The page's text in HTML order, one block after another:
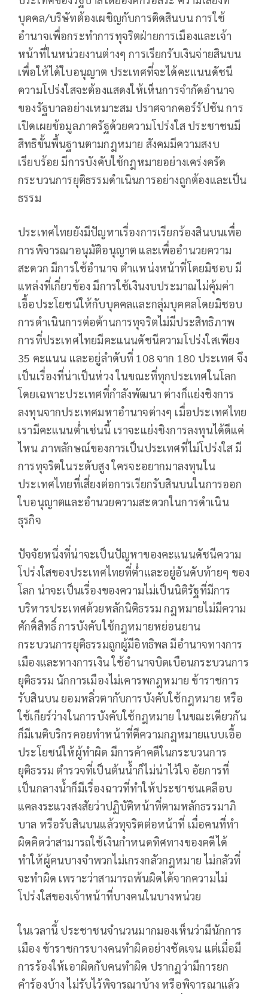
บุคคล/บริษัทต้องเผชิญกับการติดสินบน การใช้
อำนาจเพื่อกระทำการทุจริตฝ่ายการเมืองและเจ้า
หน้าที่ในหน่วยงานต่างๆ การเรียกรับเงินจ่ายสินบน
เพื่อให้ได้ใบอนุญาต ประเทศที่จะได้คะแนนดัชนี
ความโปร่งใสจะต้องแสดงให้เห็นการจำกัดอำนาจ
ของรัฐบาลอย่างเหมาะสม ปราศจากคอร์รัปชัน การ
เปิดเผยข้อมูลภาครัฐด้วยความโปร่งใส ประชาชนมี
สิทธิขั้นพื้นฐานตามกฎหมาย สังคมมีความสงบ
เรียบร้อย มีการบังคับใช้กฎหมายอย่างเคร่งครัด
กระบวนการยุติธรรมดำเนินการอย่างถูกต้องและเป็น
ธรรม
ประเทศไทยยังมีปัญหาเรื่องการเรียกร้องสินบนเพื่อ
การพิจารณาอนุมัติอนุญาต และเพื่ออำนวยความ
สะดวก มีการใช้อำนาจ ตำแหน่งหน้าที่โดยมิชอบ มี
แหล่งที่เกี่ยวข้อง มีการใช้เงินงบประมาณไม่คุ้มค่า
เอื้อประโยชน์ให้กับบุคคลและกลุ่มบุคคลโดยมิชอบ
การดำเนินการต่อต้านการทุจริตไม่มีประสิทธิภาพ
การที่ประเทศไทยมีคะแนนดัชนีความโปร่งใสเพียง
35 คะแนน และอยู่ลำดับที่ 108 จาก 180 ประเทศ จึง
เป็นเรื่องที่น่าเป็นห่วง ในขณะที่ทุกประเทศในโลก
โดยเฉพาะประเทศที่กำลังพัฒนา ต่างก็แย่งชิงการ
ลงทุนจากประเทศมหาอำนาจต่างๆ เมื่อประเทศไทย
เรามีคะแนนต่ำเช่นนี้ เราจะแย่งชิงการลงทุนได้ดีแค่
ไหน ภาพลักษณ์ของการเป็นประเทศที่ไม่โปร่งใส มี
การทุจริตในระดับสูง ใครจะอยากมาลงทุนใน
ประเทศไทยที่เสี่ยงต่อการเรียกรับสินบนในการออก
ใบอนุญาตและอำนวยความสะดวกในการดำเนิน
ธุรกิจ
ปัจจัยหนึ่งที่น่าจะเป็นปัญหาของคะแนนดัชนีความ
โปร่งใสของประเทศไทยที่ต่ำและอยู่อันดับท้ายๆ ของ
โลก น่าจะเป็นเรื่องของความไม่เป็นนิติรัฐที่มีการ
บริหารประเทศด้วยหลักนิติธรรม กฎหมายไม่มีความ
ศักดิ์สิทธิ์ การบังคับใช้กฎหมายหย่อนยาน
กระบวนการยุติธรรมถูกผู้มีอิทธิพล มีอำนาจทางการ
เมืองและทางการเงิน ใช้อำนาจบิดเบือนกระบวนการ
ยุติธรรม นักการเมืองไม่เคารพกฎหมาย ข้าราชการ
รับสินบน ยอมหลิ่วตากับการบังคับใช้กฎหมาย หรือ
ใช้เกียร์ว่างในการบังคับใช้กฎหมาย ในขณะเดียวกัน
ก็มีเนติบริกรคอยทำหน้าที่ตีความกฎหมายแบบเอื้อ
ประโยชน์ให้ผู้ทำผิด มีการค้าคดีในกระบวนการ
ยุติธรรม ตำรวจที่เป็นต้นน้ำก็ไม่น่าไว้ใจ อัยการที่
เป็นกลางน้ำก็มีเรื่องฉาวที่ทำให้ประชาชนเคลือบ
แคลงระแวงสงสัยว่าปฏิบัติหน้าที่ตามหลักธรรมาภิ
บาล หรือรับสินบนแล้วทุจริตต่อหน้าที่ เมื่อคนที่ทำ
ผิดคิดว่าสามารถใช้เงินกำหนดทิศทางของคดีได้
ทำให้ผู้คนบางจำพวกไม่เกรงกลัวกฎหมาย ไม่กลัวที่
จะทำผิด เพราะว่าสามารถพ้นผิดได้จากความไม่
โปร่งใสของเจ้าหน้าที่บางคนในบางหน่วย
ในเวลานี้ ประชาชนจำนวนมากมองเห็นว่ามีนักการ
เมือง ข้าราชการบางคนทำผิดอย่างชัดเจน แต่เมื่อมี
การร้องให้เอาผิดกับคนทำผิด ปรากฏว่ามีการยก
คำร้องบ้าง ไม่รับไว้พิจารณาบ้าง หรือพิจารณาแล้ว